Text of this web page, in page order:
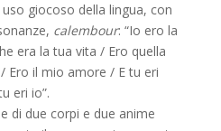
giocoso della lingua, con
calembour: “Io ero la
era la tua vita / Ero quella
Ero il mio amore / E tu eri
eri io”.
di due corpi e due anime